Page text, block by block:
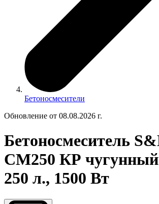
Бетоносмесители
Обновление от 08.08.2026 г.
Бетоносмеситель
CM250 КР чугунный
250 л., 1500 Вт